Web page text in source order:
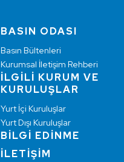
BASIN ODASI
Basın Bültenleri
Kurumsal İletişim Rehberi
İLGİLİ KURUM VE
KURULUŞLAR
Yurt İçi Kuruluşlar
Yurt Dışı Kuruluşlar
BİLGİ EDİNME
İLETİŞİM